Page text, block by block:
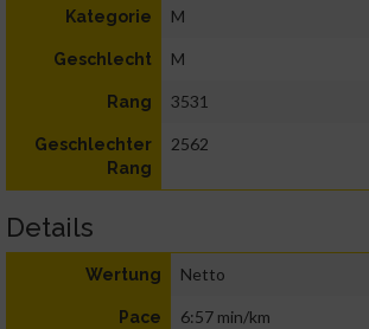
Kategorie M
Geschlecht M
Rang 3531
Geschlechter
Rang
2562
Details
Wertung Netto
Pace 6:57 min/km